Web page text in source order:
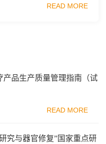
瓦长寿科学...
READ MORE
产品生产质量管理指南（试
READ MORE
究与器官修复”国家重点研